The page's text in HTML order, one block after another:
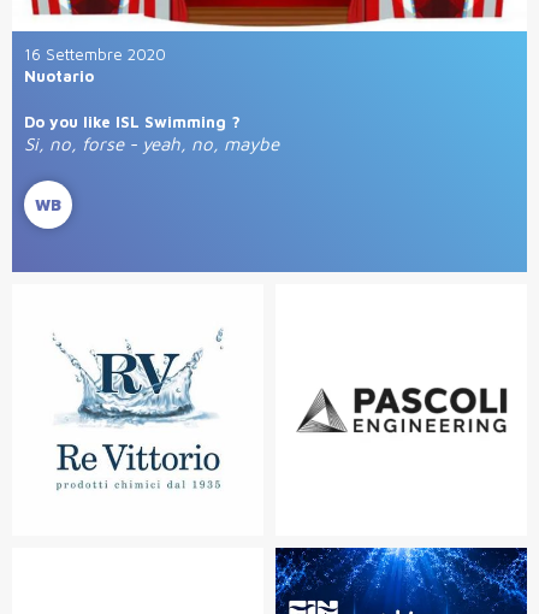
16 Settembre 2020
Nuotario
Do you like ISL Swimming ?
Si, no, forse - yeah, no, maybe
WB